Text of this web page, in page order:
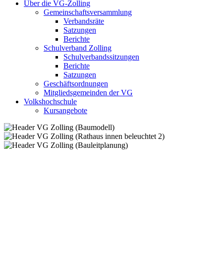
Über die VG-Zolling
Gemeinschaftsversammlung
Verbandsräte
Satzungen
Berichte
Schulverband Zolling
Schulverbandssitzungen
Berichte
Satzungen
Geschäftsordnungen
Mitgliedsgemeinden der VG
Volkshochschule
Kursangebote